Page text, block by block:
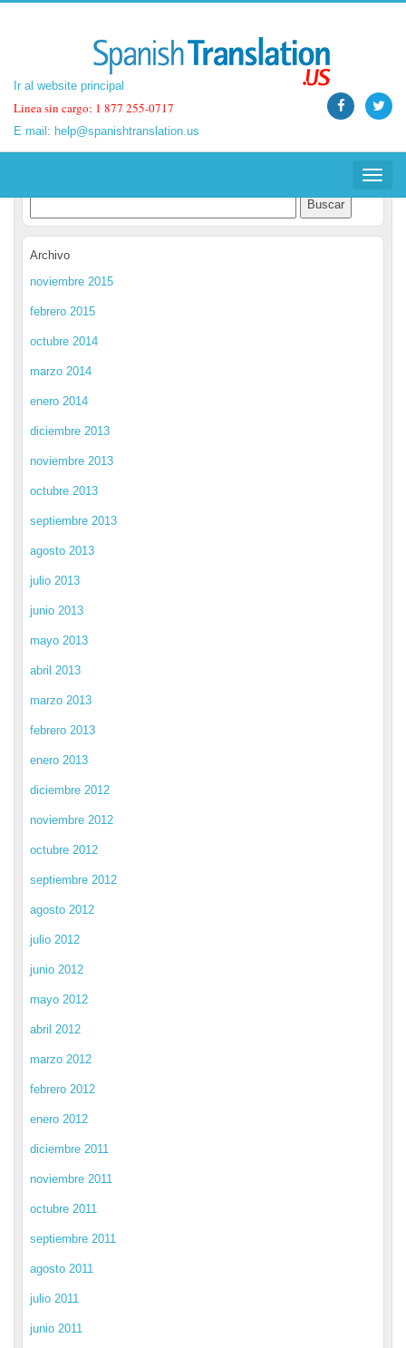
Ir al website principal
Linea sin cargo: 1 877 255-0717
E mail: help@spanishtranslation.us
Toggle
Ir al website principal
Linea sin cargo: 1 877 255-0717
E mail: help@spanishtranslation.us
Toggle
Spanish Translation Blog
Archivo
noviembre 2015
febrero 2015
octubre 2014
marzo 2014
enero 2014
diciembre 2013
noviembre 2013
octubre 2013
septiembre 2013
agosto 2013
julio 2013
junio 2013
mayo 2013
abril 2013
marzo 2013
febrero 2013
enero 2013
diciembre 2012
noviembre 2012
octubre 2012
septiembre 2012
agosto 2012
julio 2012
junio 2012
mayo 2012
abril 2012
marzo 2012
febrero 2012
enero 2012
diciembre 2011
noviembre 2011
octubre 2011
septiembre 2011
agosto 2011
julio 2011
junio 2011